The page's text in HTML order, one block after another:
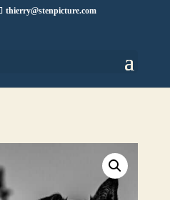
thierry@stenpicture.com